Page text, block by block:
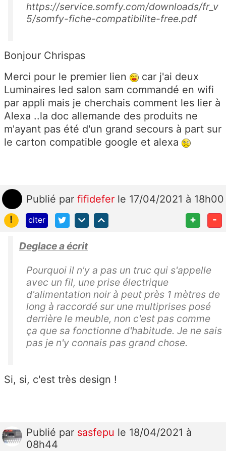
https://service.somfy.com/downloads/fr_v
5/somfy-fiche-compatibilite-free.pdf
Bonjour Chrispas
Merci pour le premier lien
car j'ai deux
Luminaires led salon sam commandé en wifi
par appli mais je cherchais comment les lier à
Alexa ..la doc allemande des produits ne
m'ayant pas été d'un grand secours à part sur
le carton compatible google et alexa
Publié par fifidefer le 17/04/2021 à 18h00
!
citer + -
Deglace a écrit
Pourquoi il n'y a pas un truc qui s'appelle
avec un fil, une prise électrique
d'alimentation noir à peut près 1 mètres de
long à raccordé sur une multiprises posé
derrière le meuble, non c'est pas comme
ça que sa fonctionne d'habitude. Je ne sais
pas je n'y connais pas grand chose.
Si, si, c'est très design !
Publié par sasfepu le 18/04/2021 à
08h44